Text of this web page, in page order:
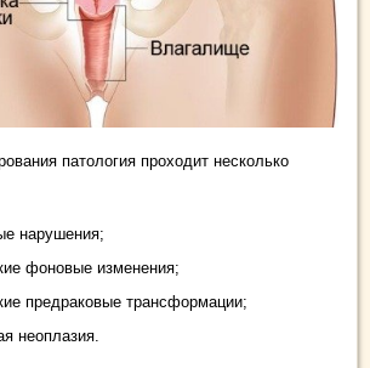
патология проходит несколько
нарушения;
фоновые изменения;
предраковые трансформации;
неоплазия.